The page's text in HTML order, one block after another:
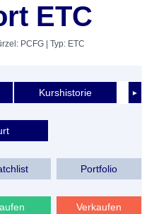
ETC
PCFG | Typ: ETC
►
Kurshistorie
Portfolio
Verkaufen